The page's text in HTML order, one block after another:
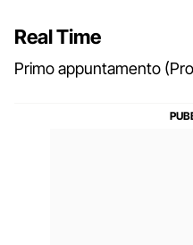
Real Time
Primo appuntamento